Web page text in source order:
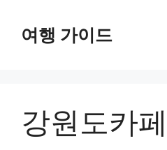
여행 가이드
강원도카